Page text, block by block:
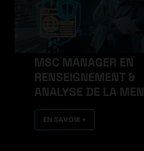
MSC MANAGER EN
RENSEIGNEMENT &
ANALYSE DE LA
EN SAVOIR +